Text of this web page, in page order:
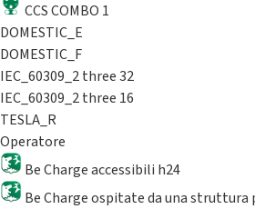
CCS COMBO 1
DOMESTIC_E
DOMESTIC_F
IEC_60309_2 three 32
IEC_60309_2 three 16
TESLA_R
Operatore
Be Charge accessibili h24
Be Charge ospitate da una struttura